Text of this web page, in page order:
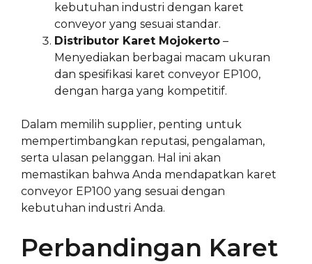
kebutuhan industri dengan karet
conveyor yang sesuai standar.
Distributor Karet Mojokerto –
Menyediakan berbagai macam ukuran
dan spesifikasi karet conveyor EP100,
dengan harga yang kompetitif.
Dalam memilih supplier, penting untuk
mempertimbangkan reputasi, pengalaman,
serta ulasan pelanggan. Hal ini akan
memastikan bahwa Anda mendapatkan karet
conveyor EP100 yang sesuai dengan
kebutuhan industri Anda.
Perbandingan Karet